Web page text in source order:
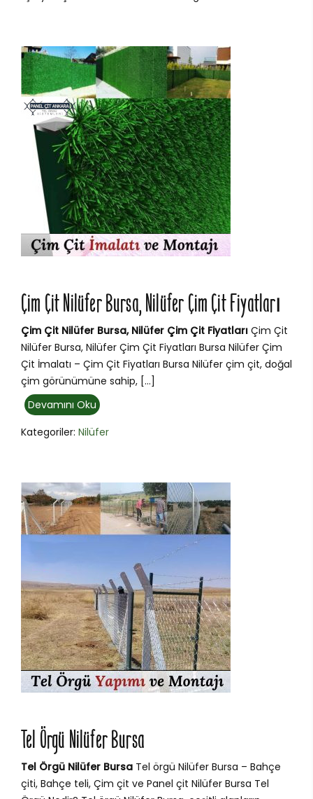
Çim Çit Nilüfer Bursa, Nilüfer Çim Çit Fiyatları
Çim Çit Nilüfer Bursa, Nilüfer Çim Çit Fiyatları Çim Çit
Nilüfer Bursa, Nilüfer Çim Çit Fiyatları Bursa Nilüfer Çim
Çit İmalatı – Çim Çit Fiyatları Bursa Nilüfer çim çit, doğal
çim görünümüne sahip, […]
Devamını Oku
Kategoriler: Nilüfer
Tel Örgü Nilüfer Bursa
Tel Örgü Nilüfer Bursa Tel örgü Nilüfer Bursa – Bahçe
çiti, Bahçe teli, Çim çit ve Panel çit Nilüfer Bursa Tel